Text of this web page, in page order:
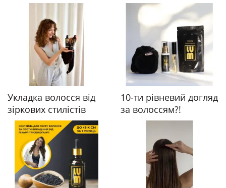
Укладка волосся від
зіркових стилістів
10-ти рівневий догляд
за волоссям?!